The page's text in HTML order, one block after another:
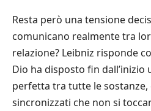
Resta però una tensione
comunicano realmente tra
relazione? Leibniz risponde
Dio ha disposto fin dall’inizio
perfetta tra tutte le
sincronizzati che non si